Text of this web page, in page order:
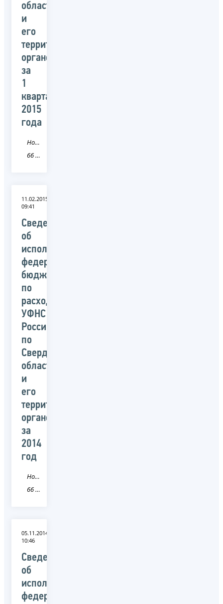
области
и
его
территориальных
органов
за
1
квартал
2015
года
Новость
66 Свердловская область
11.02.2015
09:41
Сведения
об
исполнении
федерального
бюджета
по
расходам
УФНС
России
по
Свердловской
области
и
его
территориальных
органов
за
2014
год
Новость
66 Свердловская область
05.11.2014
10:46
Сведения
об
исполнении
федерального